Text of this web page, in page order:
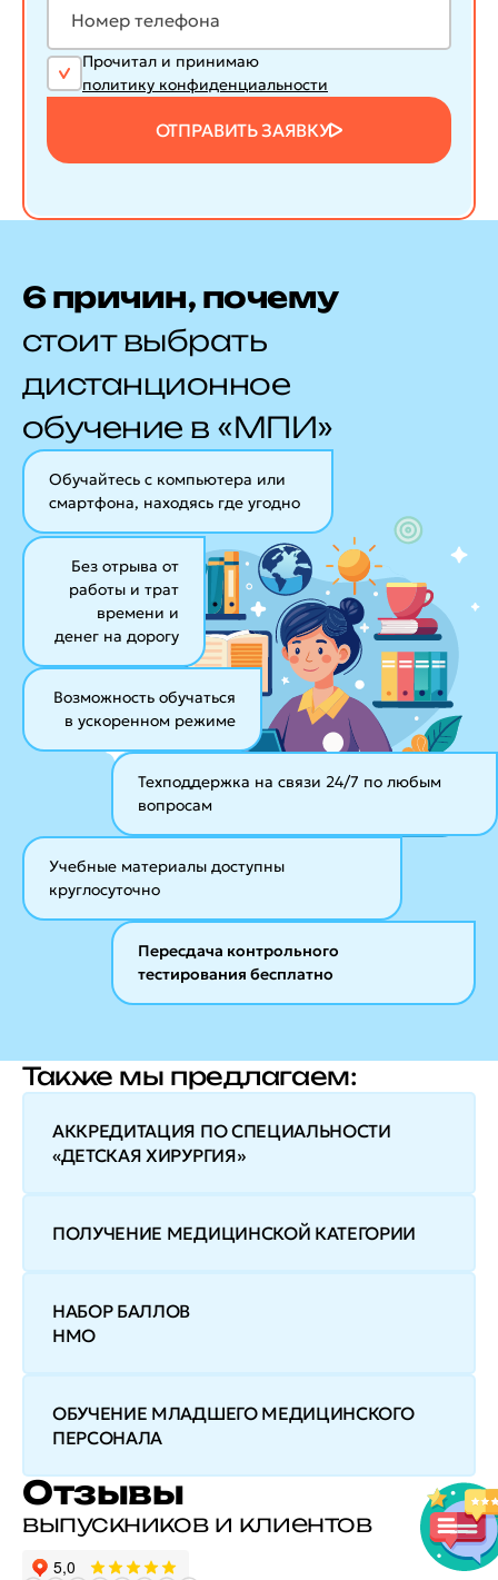
Прочитал и принимаю
политику конфиденциальности
ОТПРАВИТЬ ЗАЯВКУ
6 причин, почему
стоит выбрать
дистанционное
обучение в «МПИ»
Обучайтесь с компьютера или
смартфона, находясь где угодно
Возможность обучаться
в ускоренном режиме
Без отрыва от
работы и трат
времени и
денег на дорогу
Техподдержка на связи 24/7 по любым
вопросам
Учебные материалы доступны
круглосуточно
Пересдача контрольного
тестирования бесплатно
Также мы предлагаем:
АККРЕДИТАЦИЯ ПО СПЕЦИАЛЬНОСТИ
«ДЕТСКАЯ ХИРУРГИЯ»
ПОЛУЧЕНИЕ МЕДИЦИНСКОЙ КАТЕГОРИИ
НАБОР БАЛЛОВ
НМО
ОБУЧЕНИЕ МЛАДШЕГО МЕДИЦИНСКОГО
ПЕРСОНАЛА
Отзывы
выпускников и клиентов